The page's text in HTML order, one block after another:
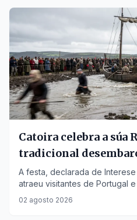
Catoira celebra a súa
tradicional
A festa, declarada de Interese
atraeu visitantes de Portugal
baixa e o barro.
02 agosto 2026